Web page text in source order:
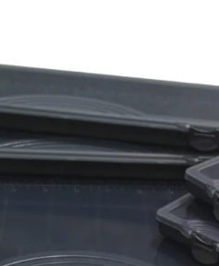
FOX CARP SUB FLOAT